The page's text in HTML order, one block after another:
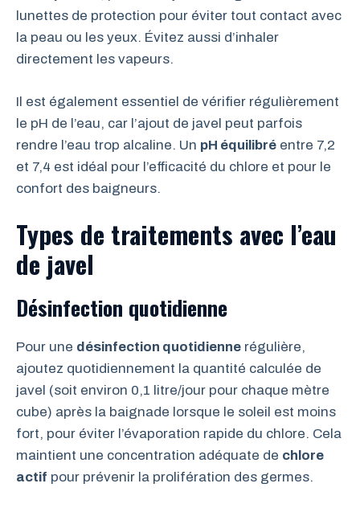
lunettes de protection pour éviter tout contact avec
la peau ou les yeux. Évitez aussi d’inhaler
directement les vapeurs.
Il est également essentiel de vérifier régulièrement
le pH de l’eau, car l’ajout de javel peut parfois
rendre l’eau trop alcaline. Un pH équilibré entre 7,2
et 7,4 est idéal pour l’efficacité du chlore et pour le
confort des baigneurs.
Types de traitements avec l’eau
de javel
Désinfection quotidienne
Pour une désinfection quotidienne régulière,
ajoutez quotidiennement la quantité calculée de
javel (soit environ 0,1 litre/jour pour chaque mètre
cube) après la baignade lorsque le soleil est moins
fort, pour éviter l’évaporation rapide du chlore. Cela
maintient une concentration adéquate de chlore
actif pour prévenir la prolifération des germes.